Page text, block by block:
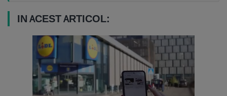
IN ACEST ARTICOL: